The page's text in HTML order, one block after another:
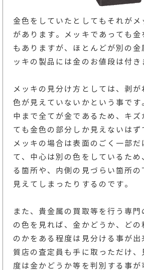
金色をしていたとしてもそれがメ
があります。メッキであっても
もありますが、ほとんどが別の金
ッキの製品には金のお値段は付き
メッキの見分け方としては、剥
色が見えていないかという事です
中まで全てが金であるため、キ
ても金色の部分しか見えないは
メッキの場合は表面のごく一部
て、中心は別の色をしているため
る箇所や、内側の見づらい箇所
見えてしまったりするのです。
また、貴金属の買取等を行う専
の色を見れば、金かどうか、どの
のかをある程度は見分ける事が
質店の査定員も手に取っただけ
度は金かどうか等を判別する事が